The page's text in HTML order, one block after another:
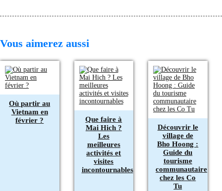
Vous aimerez aussi
Où partir au
Vietnam en
février ?
Que faire à
Mai Hich ?
Les
meilleures
activités et
visites
incontournables
Découvrir le
village de
Bho Hoong :
Guide du
tourisme
communautaire
chez les Co
Tu